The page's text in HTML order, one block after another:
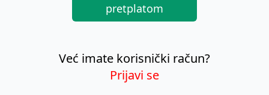
pretplatom
Već imate korisnički račun?
Prijavi se